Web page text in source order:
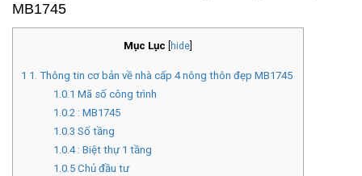
MB1745
Mục Lục hide
1 1. Thông tin cơ bản về nhà cấp 4 nông thôn đẹp MB1745
1.0.1 Mã số công trình
1.0.2: MB1745
1.0.3 Số tầng
1.0.4: Biệt thự 1 tầng
1.0.5Chủ đầu tư